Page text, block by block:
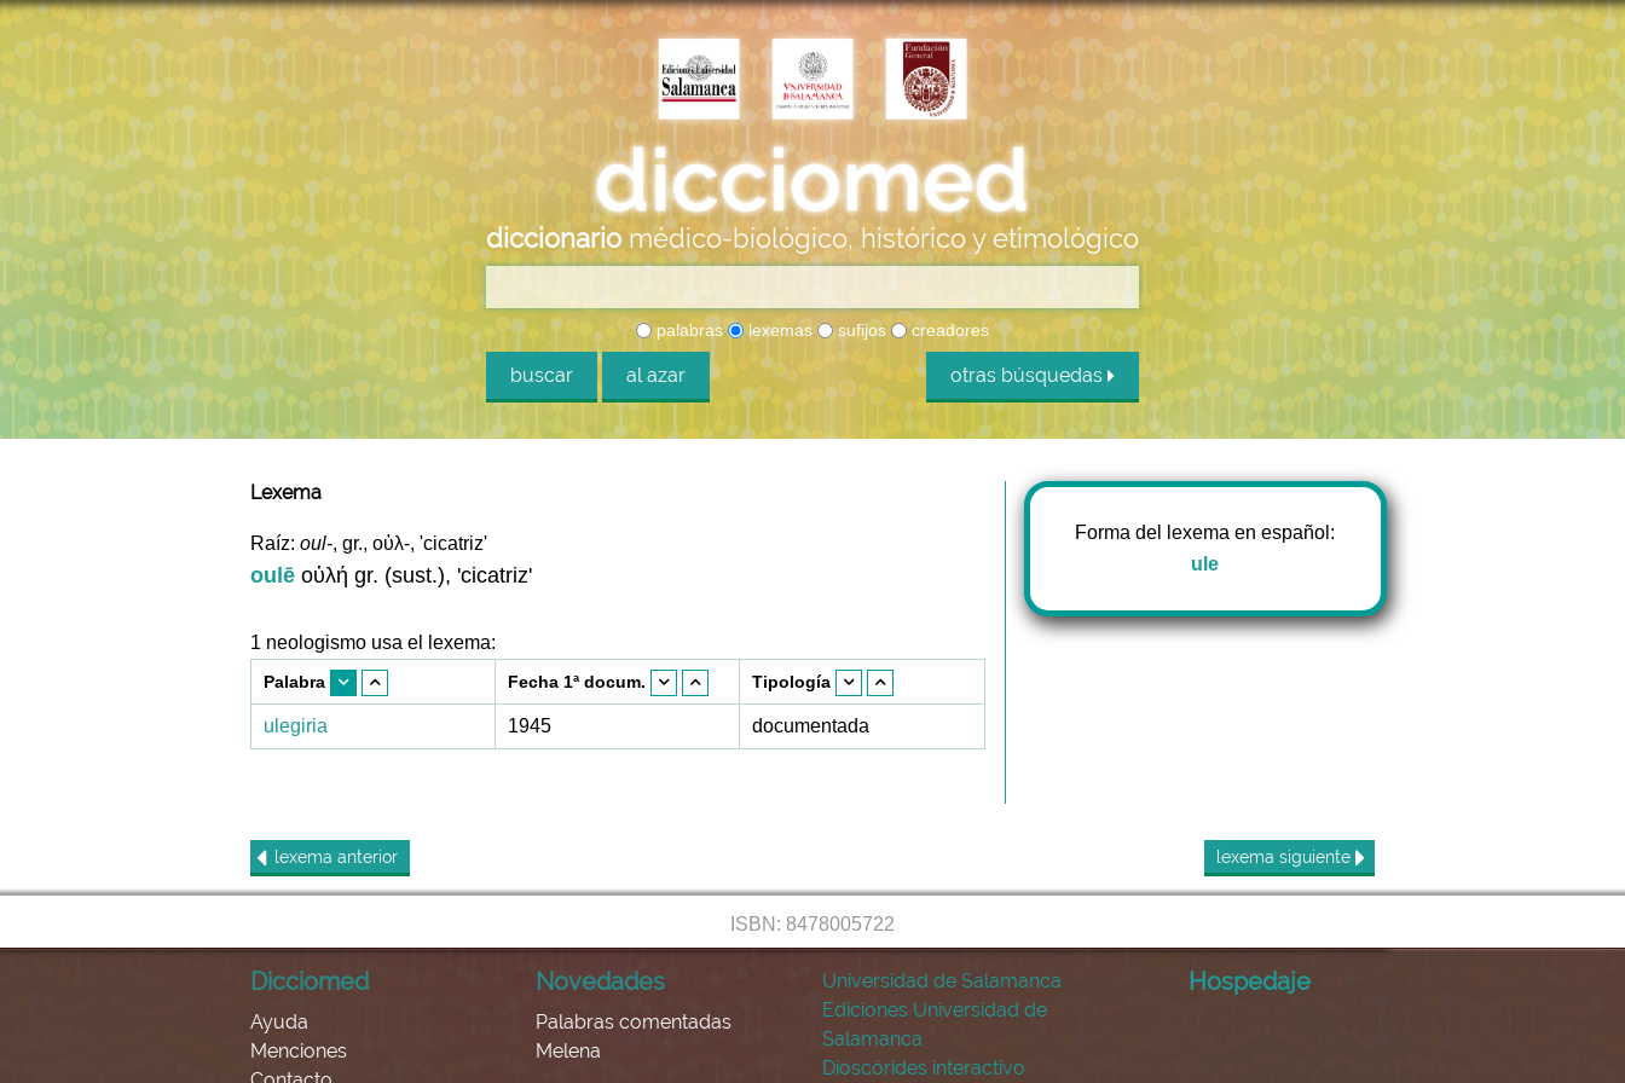
diccionario médico-biológico, histórico y etimológico
palabras lexemas sufijos creadores
buscar al azar otras búsquedas
Lexema
Raíz: oul-, gr., οὐλ-, 'cicatriz'
oulē οὐλή gr. (sust.), 'cicatriz'
1 neologismo usa el lexema:
Palabra Fecha 1ª docum. Tipología
ulegiria 1945 documentada
Forma del lexema en español:
ule
lexema anterior lexema siguiente
ISBN: 8478005722
Dicciomed
Ayuda
Menciones
Novedades
Palabras comentadas
Melena
Universidad de Salamanca
Ediciones Universidad de
Salamanca
Dioscórides interactivo
Hospedaje